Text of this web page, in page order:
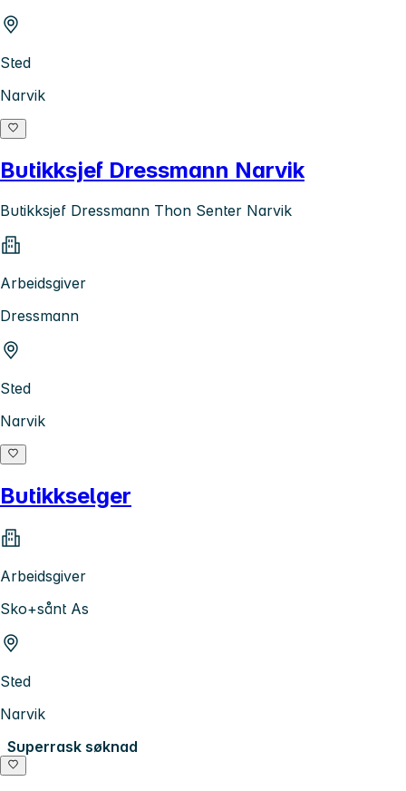
Sted
Narvik
Butikksjef Dressmann Narvik
Butikksjef Dressmann Thon Senter Narvik
Arbeidsgiver
Dressmann
Sted
Narvik
Butikkselger
Arbeidsgiver
Sko+sånt As
Sted
Narvik
Superrask søknad